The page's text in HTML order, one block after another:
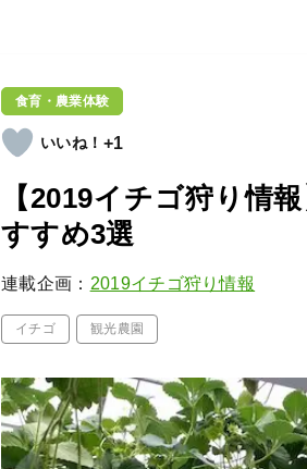
食育・農業体験
+1
【2019イチゴ狩り情
すすめ3選
連載企画： 2019イチゴ狩り情報
イチゴ 観光農園